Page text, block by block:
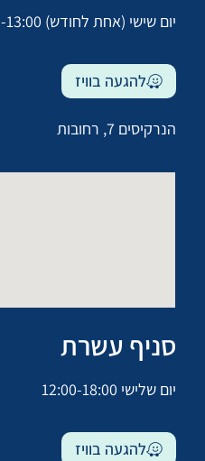
יום שישי (אחת לחודש) 09:00-13:00
להגעה בוויז
הנרקיסים 7, רחובות
סניף עשרת
יום שלישי 12:00-18:00
להגעה בוויז